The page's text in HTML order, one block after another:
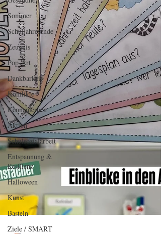
Sommer
Schuljahresende
Zeugnis
Pop-Art
Dankbarkeit
Konflikte
Kennenlernen
Aktion
Schulsozialarbeit
Entspannung &
Resilienz
Halloween
Kunst
Basteln
Ziele / SMART